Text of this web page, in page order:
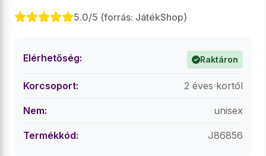
5.0/5 (forrás: JátékShop)
Elérhetőség: Raktáron
Korcsoport: 2 éves kortól
Nem: unisex
Termékkód: J86856